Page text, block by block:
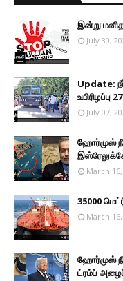
இன்று
July 30,
Update:
உயிரிழப்பு
July 07,
ஹோர்முஸ்
March
35000
March
ஹோர்முஸ்
ட்ரம்ப்